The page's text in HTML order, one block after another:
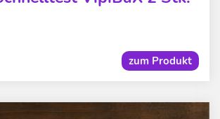
zum Produkt